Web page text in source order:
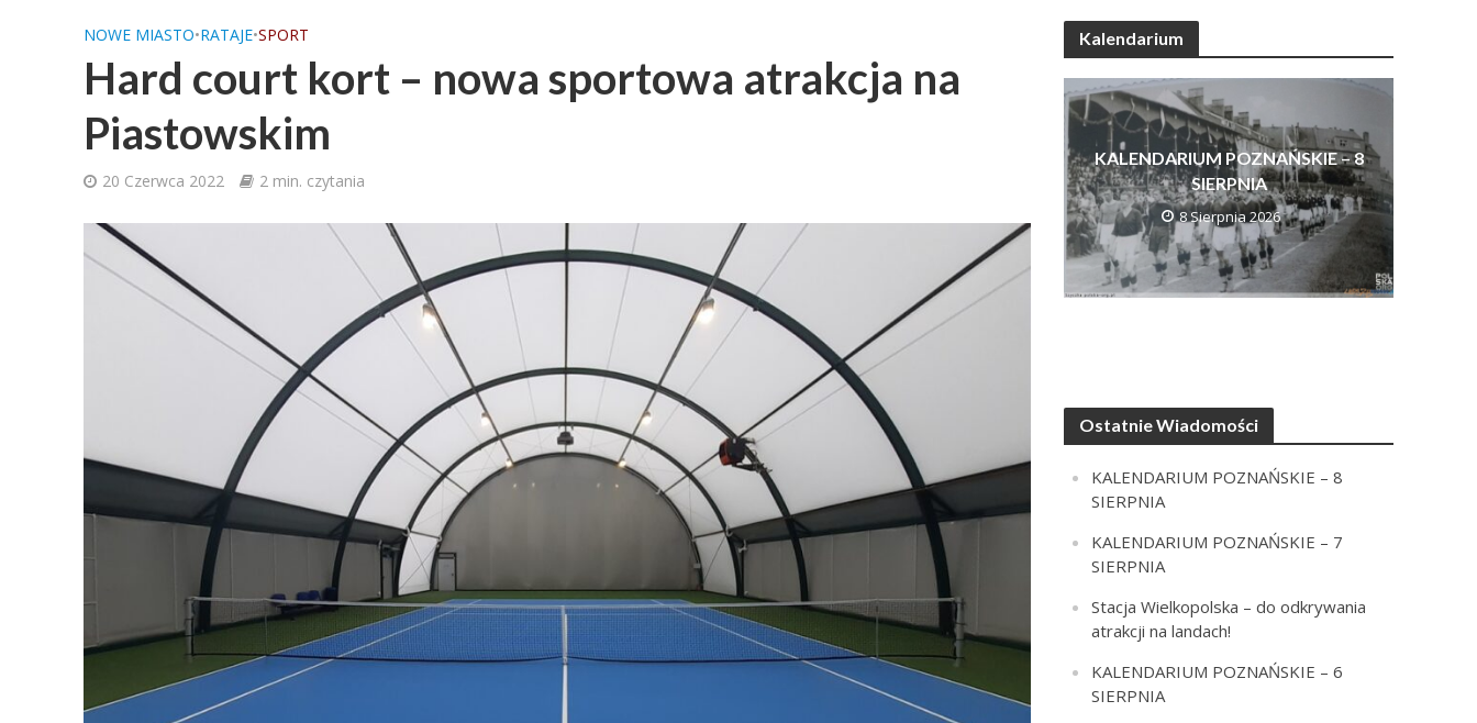
NOWE MIASTO•RATAJE•SPORT
Hard court kort – nowa sportowa atrakcja na
Piastowskim
20 Czerwca 2022 2 min. czytania
Kalendarium
KALENDARIUM POZNAŃSKIE – 8
SIERPNIA
8 Sierpnia 2026
Ostatnie Wiadomości
KALENDARIUM POZNAŃSKIE – 8
SIERPNIA
KALENDARIUM POZNAŃSKIE – 7
SIERPNIA
Stacja Wielkopolska – do odkrywania
atrakcji na landach!
KALENDARIUM POZNAŃSKIE – 6
SIERPNIA